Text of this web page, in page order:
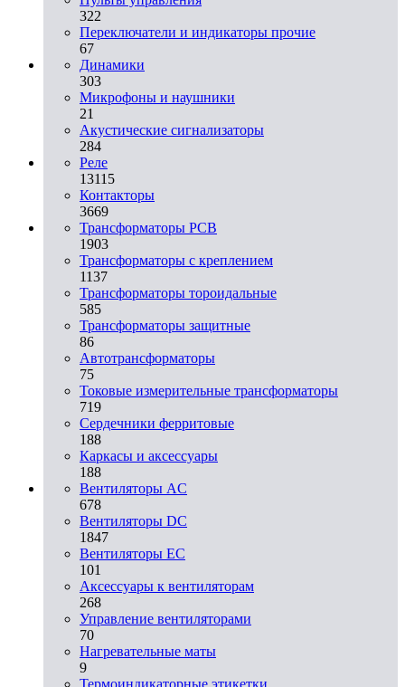
322
Переключатели и индикаторы прочие
67
Динамики
303
Микрофоны и наушники
21
Акустические сигнализаторы
284
Реле
13115
Контакторы
3669
Трансформаторы PCB
1903
Трансформаторы с креплением
1137
Трансформаторы тороидальные
585
Трансформаторы защитные
86
Автотрансформаторы
75
Токовые измерительные трансформаторы
719
Сердечники ферритовые
188
Каркасы и аксессуары
188
Вентиляторы AC
678
Вентиляторы DC
1847
Вентиляторы EC
101
Аксессуары к вентиляторам
268
Управление вентиляторами
70
Нагревательные маты
9
Термоиндикаторные этикетки